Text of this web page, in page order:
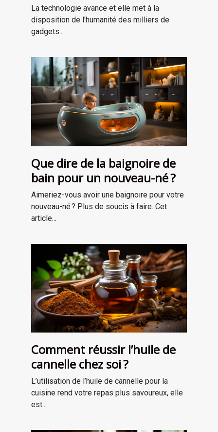
La technologie avance et elle met à la
disposition de l'humanité des milliers de
gadgets...
Que dire de la baignoire de
bain pour un nouveau-né ?
Aimeriez-vous avoir une baignoire pour votre
nouveau-né ? Plus de soucis à faire. Cet
article...
Comment réussir l’huile de
cannelle chez soi ?
L’utilisation de l’huile de cannelle pour la
cuisine rend votre repas plus savoureux, elle
est...